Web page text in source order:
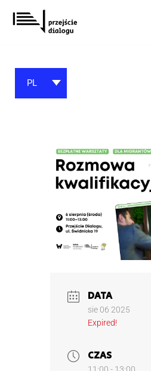
Przejdź
do
PL
DATA
sie 06 2025
Expired!
CZAS
11:00 - 13:00